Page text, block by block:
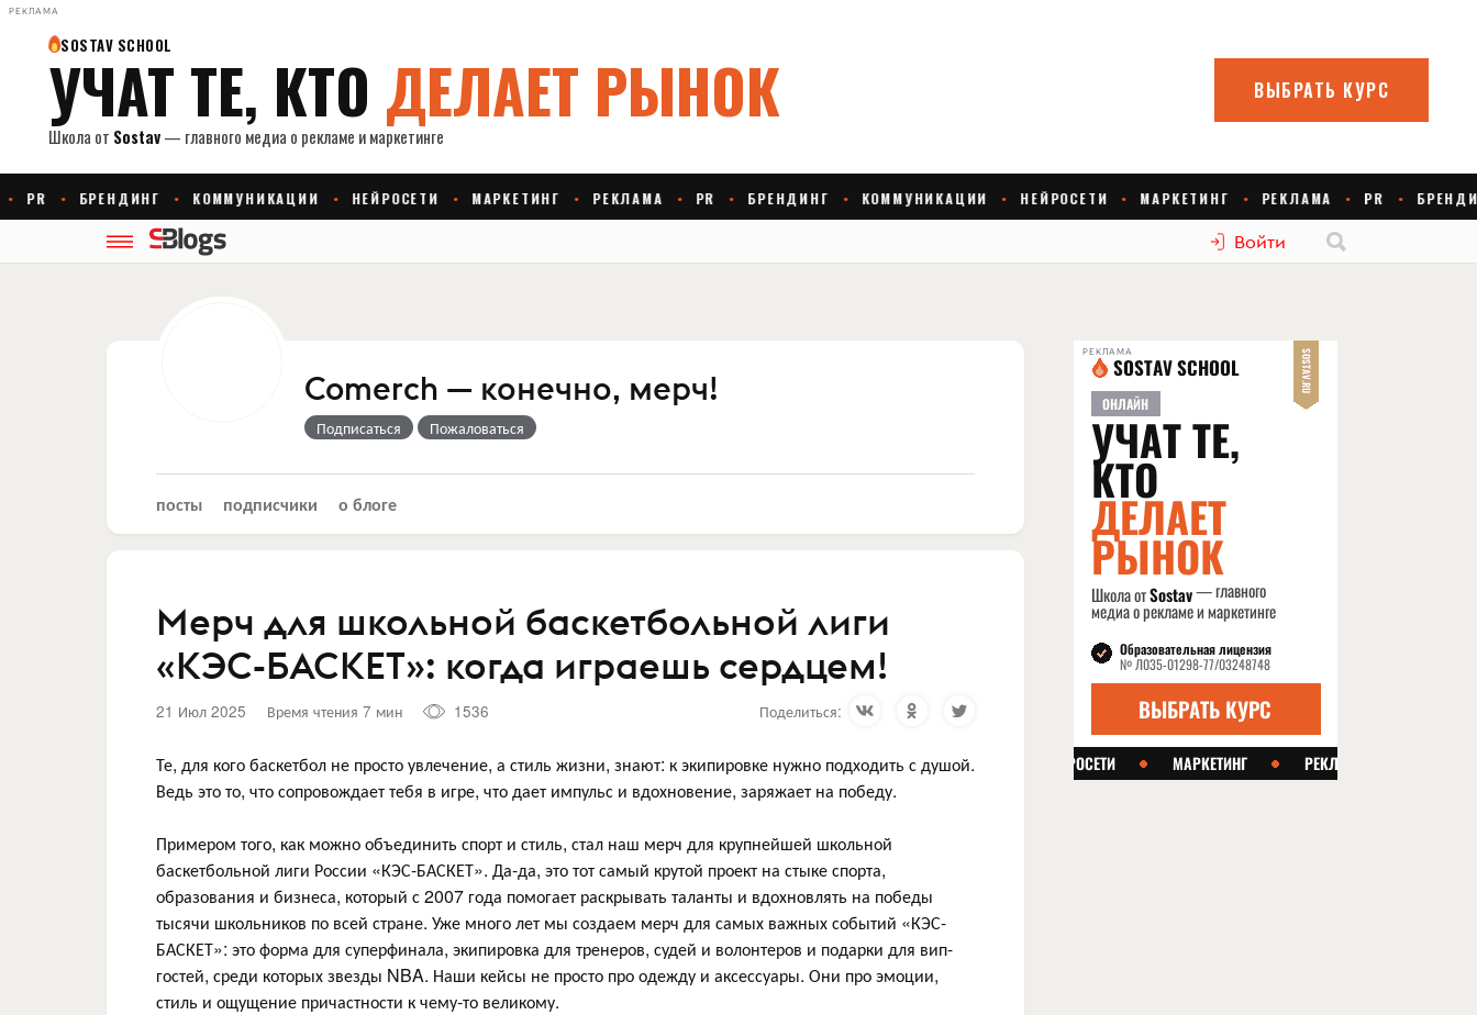
РЕКЛАМА
Войти
Comerch — конечно, мерч!
Подписаться Пожаловаться
посты подписчики о блоге
Мерч для школьной баскетбольной лиги
«КЭС-БАСКЕТ»: когда играешь сердцем!
21 Июл 2025 Время чтения 7 мин 1536 Поделиться:
Те, для кого баскетбол не просто увлечение, а стиль жизни, знают: к экипировке нужно подходить с душой.
Ведь это то, что сопровождает тебя в игре, что дает импульс и вдохновение, заряжает на победу.
Примером того, как можно объединить спорт и стиль, стал наш мерч для крупнейшей школьной
баскетбольной лиги России «КЭС-БАСКЕТ». Да-да, это тот самый крутой проект на стыке спорта,
образования и бизнеса, который с 2007 года помогает раскрывать таланты и вдохновлять на победы
тысячи школьников по всей стране. Уже много лет мы создаем мерч для самых важных событий «КЭС-
БАСКЕТ»: это форма для суперфинала, экипировка для тренеров, судей и волонтеров и подарки для вип-
гостей, среди которых звезды NBA. Наши кейсы не просто про одежду и аксессуары. Они про эмоции,
стиль и ощущение причастности к чему-то великому.
РЕКЛАМА